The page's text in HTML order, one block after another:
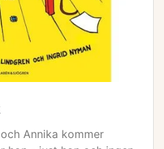
Annika kommer